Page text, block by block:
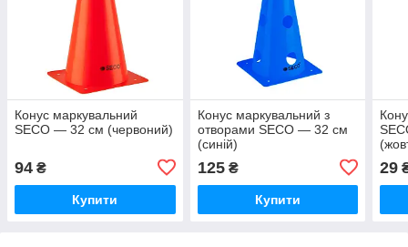
Конус маркувальний
SECO — 32 см (червоний)
94 ₴
Купити
Конус маркувальний з
отворами SECO — 32 см
(синій)
125₴
Купити
29